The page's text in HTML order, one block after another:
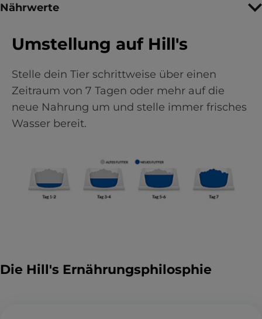
Nährwerte
Umstellung auf Hill's
Stelle dein Tier schrittweise über einen
Zeitraum von 7 Tagen oder mehr auf die
neue Nahrung um und stelle immer frisches
Wasser bereit.
Die Hill's Ernährungsphilosphie